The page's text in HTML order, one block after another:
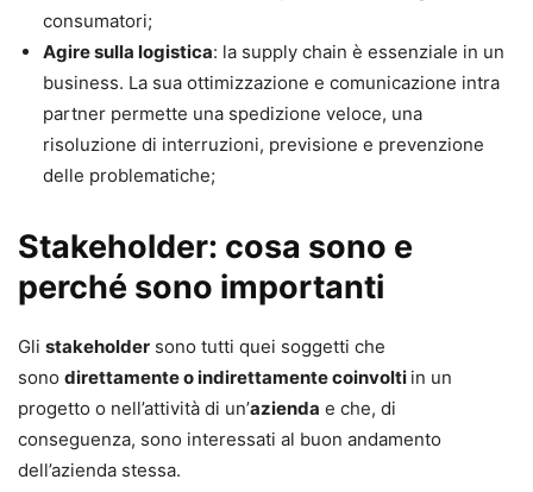
consumatori;
Agire sulla logistica: la supply chain è essenziale in un
business. La sua ottimizzazione e comunicazione intra
partner permette una spedizione veloce, una
risoluzione di interruzioni, previsione e prevenzione
delle problematiche;
Stakeholder: cosa sono e
perché sono importanti
Gli stakeholder sono tutti quei soggetti che
sono direttamente o indirettamente coinvolti in un
progetto o nell’attività di un’azienda e che, di
conseguenza, sono interessati al buon andamento
dell’azienda stessa.